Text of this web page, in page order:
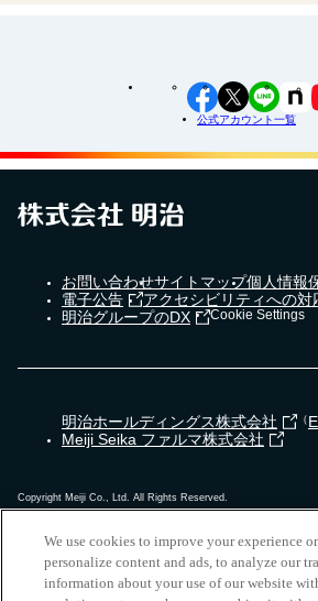
公式アカウント一覧
お問い合わせサイトマップ個人情報
電子公告
アクセシビリティへの対
明治グループのDX
Cookie Settings
明治ホールディングス株式会社 （
Meiji Seika ファルマ株式会社
Copyright Meiji Co., Ltd. All Rights Reserved.
We use cookies to improve your experience
personalize content and ads, to analyze our
information about your use of our website